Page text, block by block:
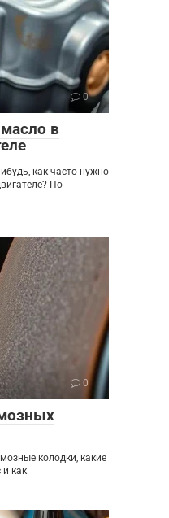
0
в
как часто нужно
По
0
колодки, какие
как